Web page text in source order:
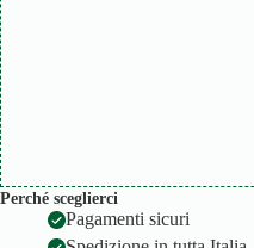
Perché sceglierci
Pagamenti sicuri